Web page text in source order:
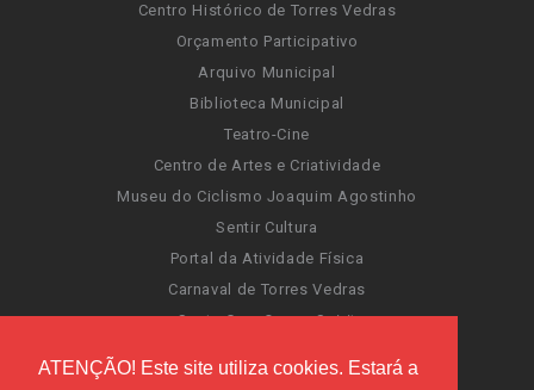
ATENÇÃO! Este site utiliza cookies. Estará a
Centro Histórico de Torres Vedras
Orçamento Participativo
Arquivo Municipal
Biblioteca Municipal
Teatro-Cine
Centro de Artes e Criatividade
Museu do Ciclismo Joaquim Agostinho
Sentir Cultura
Portal da Atividade Física
Carnaval de Torres Vedras
Santa Cruz Ocean Spirit